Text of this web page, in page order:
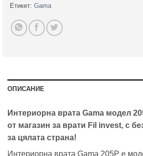
Етикет: Gama
ОПИСАНИЕ
Интериорна врата Gama модел
от магазин за врати Fil invest, с
за цялата страна!
Интериорна врата Gama 205P е